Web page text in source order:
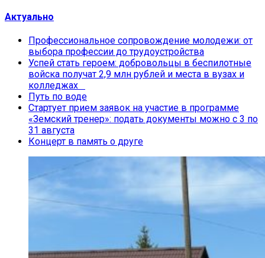
Актуально
Профессиональное сопровождение молодежи: от
выбора профессии до трудоустройства
Успей стать героем: добровольцы в беспилотные
войска получат 2,9 млн рублей и места в вузах и
колледжах
Путь по воде
Стартует прием заявок на участие в программе
«Земский тренер»: подать документы можно с 3 по
31 августа
Концерт в память о друге